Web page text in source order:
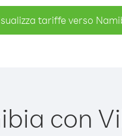
tariffe verso
con